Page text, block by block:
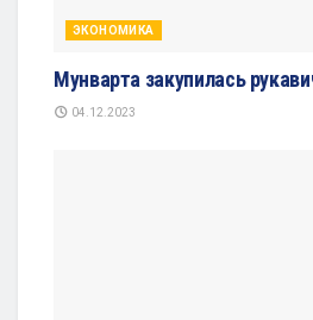
ЭКОНОМИКА
Мунварта закупилась
04.12.2023